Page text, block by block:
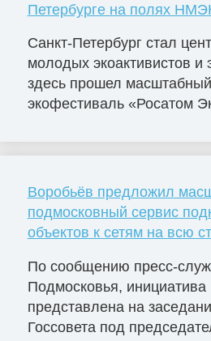
Петербурге на полях
Санкт-Петербург стал
молодых экоактивистов и
здесь прошел
экофестиваль «Росатом
Воробьёв предложил
подмосковный сервис
объектов к сетям на всю
По сообщению пресс-
Подмосковья,
представлена на
Госсовета под